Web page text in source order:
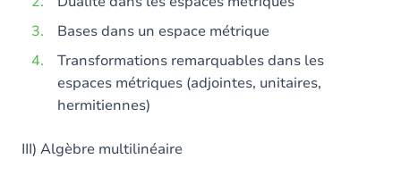
Bases dans un espace métrique
Transformations remarquables dans les
espaces métriques (adjointes, unitaires,
hermitiennes)
III) Algèbre multilinéaire